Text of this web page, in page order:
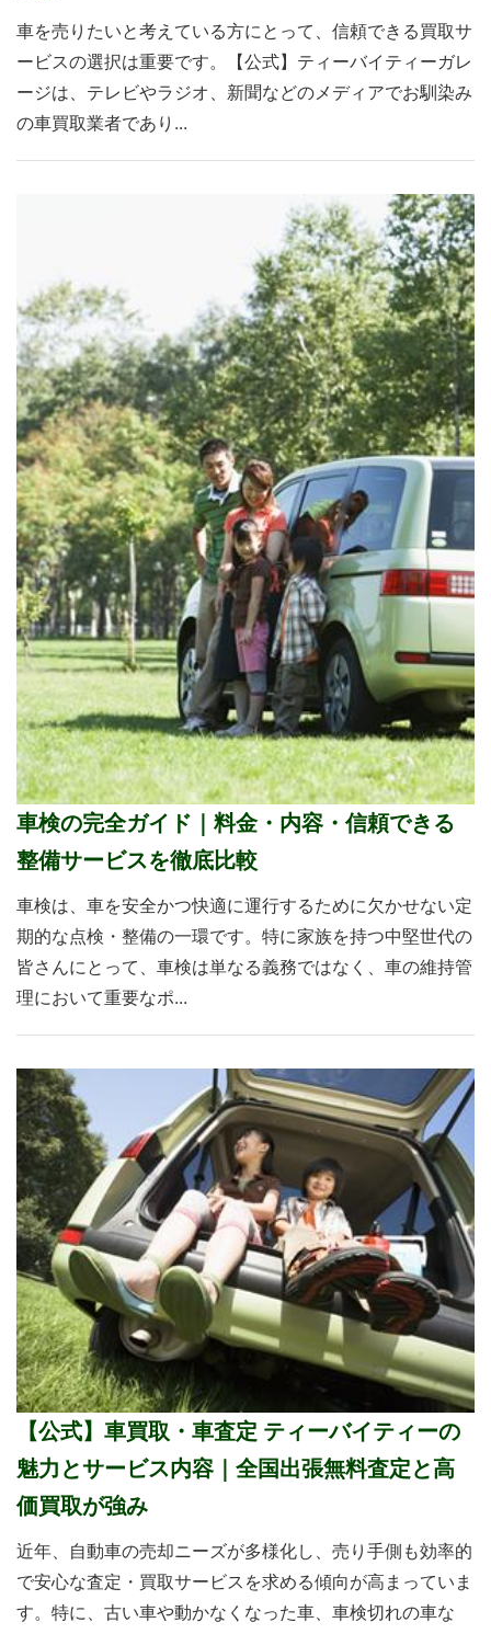
車を売りたいと考えている方にとって、信頼できる買取サ
ービスの選択は重要です。【公式】ティーバイティーガレ
ージは、テレビやラジオ、新聞などのメディアでお馴染み
の車買取業者であり...
車検の完全ガイド｜料金・内容・信頼できる
整備サービスを徹底比較
車検は、車を安全かつ快適に運行するために欠かせない定
期的な点検・整備の一環です。特に家族を持つ中堅世代の
皆さんにとって、車検は単なる義務ではなく、車の維持管
理において重要なポ...
【公式】車買取・車査定 ティーバイティーの
魅力とサービス内容｜全国出張無料査定と高
価買取が強み
近年、自動車の売却ニーズが多様化し、売り手側も効率的
で安心な査定・買取サービスを求める傾向が高まっていま
す。特に、古い車や動かなくなった車、車検切れの車な